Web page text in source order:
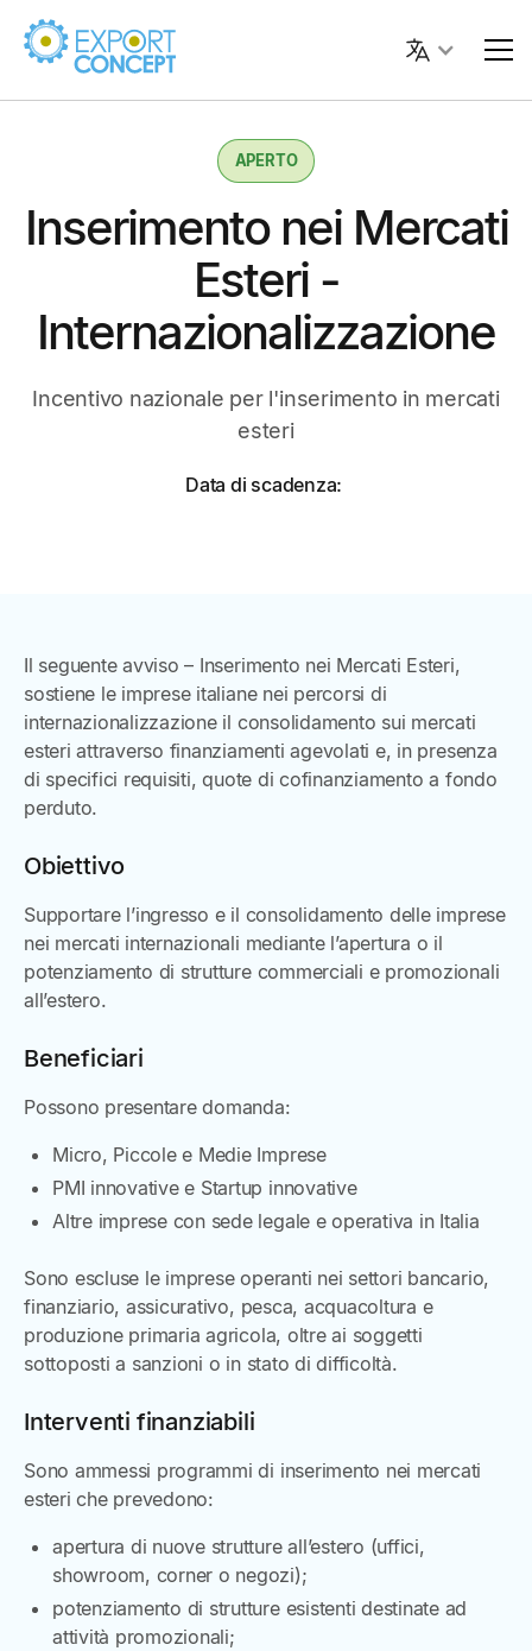
APERTO
Inserimento nei Mercati
Esteri -
Internazionalizzazione
Incentivo nazionale per l'inserimento in mercati
esteri
Data di scadenza:
Il seguente avviso – Inserimento nei Mercati Esteri,
sostiene le imprese italiane nei percorsi di
internazionalizzazione il consolidamento sui mercati
esteri attraverso finanziamenti agevolati e, in presenza
di specifici requisiti, quote di cofinanziamento a fondo
perduto.
Obiettivo
Supportare l’ingresso e il consolidamento delle imprese
nei mercati internazionali mediante l’apertura o il
potenziamento di strutture commerciali e promozionali
all’estero.
Beneficiari
Possono presentare domanda:
Micro, Piccole e Medie Imprese
PMI innovative e Startup innovative
Altre imprese con sede legale e operativa in Italia
Sono escluse le imprese operanti nei settori bancario,
finanziario, assicurativo, pesca, acquacoltura e
produzione primaria agricola, oltre ai soggetti
sottoposti a sanzioni o in stato di difficoltà.
Interventi finanziabili
Sono ammessi programmi di inserimento nei mercati
esteri che prevedono:
apertura di nuove strutture all’estero (uffici,
showroom, corner o negozi);
potenziamento di strutture esistenti destinate ad
attività promozionali;